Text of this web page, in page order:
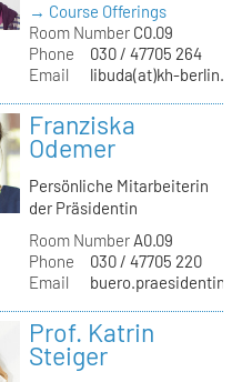
→ Course Offerings
Room NumberC0.09
Phone
030 / 47705 264
Email
libuda(at)kh-
Franziska
Odemer
Persönliche Mitarbeiterin
der Präsidentin
Room NumberA0.09
Phone
030 / 47705 220
Email
Prof. Katrin
Steiger